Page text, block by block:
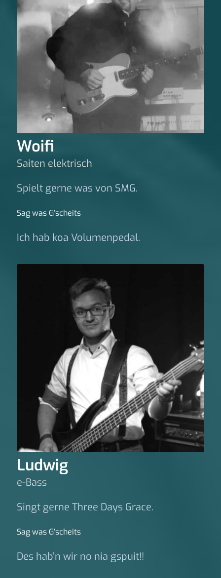
Woifi
Saiten elektrisch
Spielt gerne was von SMG.
Sag was G‘scheits
Ich hab koa Volumenpedal.
Ludwig
e-Bass
Singt gerne Three Days Grace.
Sag was G‘scheits
Des hab’n wir no nia gspuit!!